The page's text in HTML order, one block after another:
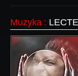
Muzyka :